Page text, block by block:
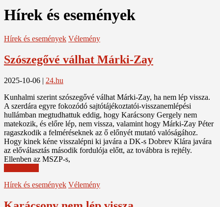
Hírek és események
Hírek és események Vélemény
Szószegővé válhat Márki-Zay
2025-10-06 | 24.hu
Kunhalmi szerint szószegővé válhat Márki-Zay, ha nem lép vissza.
A szerdára egyre fokozódó sajtótájékoztatói-visszanemlépési
hullámban megtudhattuk eddig, hogy Karácsony Gergely nem
matekozik, és előre lép, nem vissza, valamint hogy Márki-Zay Péter
ragaszkodik a felméréseknek az ő előnyét mutató valóságához.
Hogy kinek kéne visszalépni ki javára a DK-s Dobrev Klára javára
az előválasztás második fordulója előtt, az továbbra is rejtély.
Ellenben az MSZP-s,
Hírek és események Vélemény